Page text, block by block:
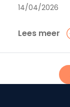
14/04/2026
Lees meer